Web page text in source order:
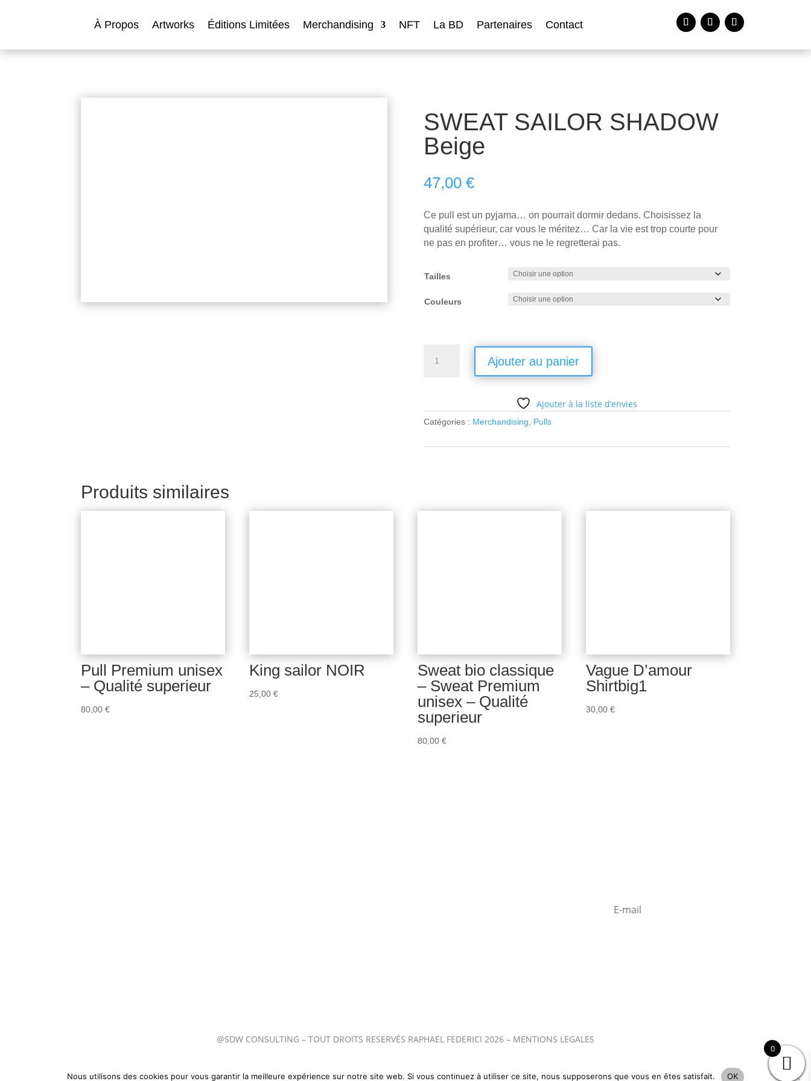
À Propos Artworks Éditions Limitées Merchandising NFT La BD Partenaires Contact
SWEAT SAILOR SHADOW
Beige
47,00 €
Ce pull est un pyjama… on pourrait dormir dedans. Choisissez la
qualité supérieur, car vous le méritez… Car la vie est trop courte pour
ne pas en profiter… vous ne le regretterai pas.
Tailles
Couleurs
Beige
Ajouter au panier
Ajouter à la liste d’envies
Catégories : Merchandising Pulls
Produits similaires
Pull Premium unisex
– Qualité superieur
80,00€
King sailor NOIR
25,00€
Sweat bio classique
– Sweat Premium
unisex – Qualité
superieur
80,00€
Vague D’amour
Shirtbig1
30,00€
@SDW CONSULTING – TOUT DROITS RESERVÉS RAPHAEL FEDERICI 2026 – MENTIONS LEGALES
0
Nous utilisons des cookies pour vous garantir la meilleure expérience sur notre site web. Si vous continuez à utiliser ce site, nous supposerons que vous en êtes satisfait. OK